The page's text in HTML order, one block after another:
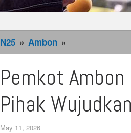
N25 » Ambon »
Ambon
Bersinergi
Dengan
Wujudkan
Pemkot
Pihak
May 11, 2026